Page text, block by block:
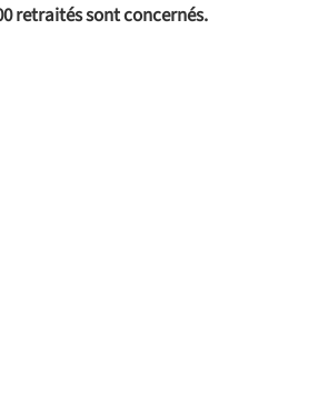
retraités sont concernés.